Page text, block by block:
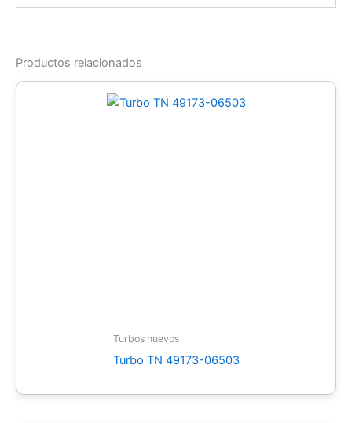
Productos relacionados
Turbos nuevos
Turbo TN 49173-06503